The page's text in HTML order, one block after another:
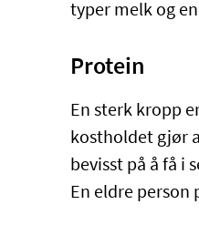
typer melk og
Protein
En sterk kropp
kostholdet gjør
bevisst på å få i
En eldre